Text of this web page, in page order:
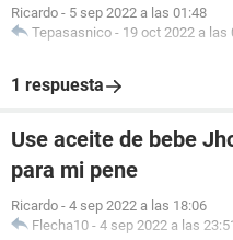
Ricardo - 5 sep 2022 a las 01:48
Tepasasnico - 19 oct 2022 a las
1 respuesta
Use aceite de bebe
para mi pene
Ricardo - 4 sep 2022 a las 18:06
Flecha10 - 4 sep 2022 a las